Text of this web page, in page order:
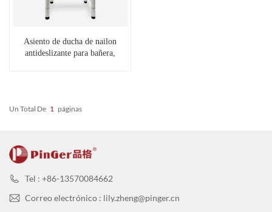
Asiento de ducha de nailon
antideslizante para bañera,
Un Total De 1 Páginas
Tel : +86-13570084662
Correo electrónico : lily.zheng@pinger.cn